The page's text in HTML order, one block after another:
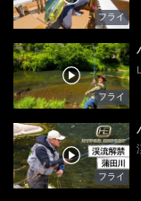
フライ
フライ
フライ